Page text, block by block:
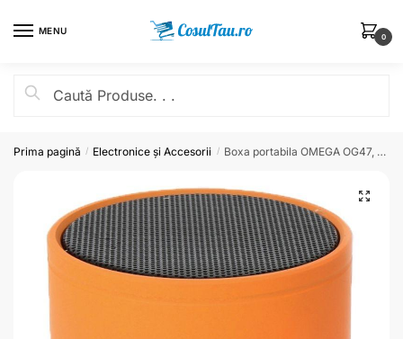
MENU
0
Prima pagină / Electronice și Accesorii / Boxa portabila OMEGA OG47, Bluetooth,